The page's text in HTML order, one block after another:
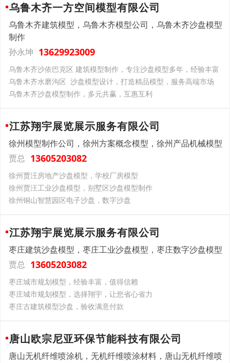
乌鲁木齐一方空间模型有限公司
乌鲁木齐建筑模型，乌鲁木齐模型公司，乌鲁木齐沙盘模型
制作
孙永坤 13629923009
乌鲁木齐沙依巴克区 建筑模型制作，专注沙盘模型多年，经验丰富
乌鲁木齐水磨沟区 沙盘模型设计，打造精品模型，服务高端市场
乌鲁木齐沙盘模型制作，多元共赢，互惠互利
江苏翔宇展览展示服务有限公司
徐州模型制作公司，徐州方案概念模型，徐州产品机械模型
贾总 13605203082
徐州贾汪房地产沙盘模型，学校厂房模型
徐州贾汪工业沙盘模型，别墅区沙盘模型制作
徐州铜山智慧园区电子沙盘，数字沙盘
江苏翔宇展览展示服务有限公司
枣庄建筑沙盘模型，枣庄工业沙盘模型，枣庄数字沙盘模型
贾总 13605203082
枣庄城市规划模型，经验丰富，值得信赖
枣庄城市规划模型，选择翔宇，让您省心省力
枣庄古建筑模型沙盘，验收满意付款
唐山欧宗尼亚环保节能科技有限公司
唐山无机纤维喷涂机，无机纤维喷涂材料，唐山无机纤维喷